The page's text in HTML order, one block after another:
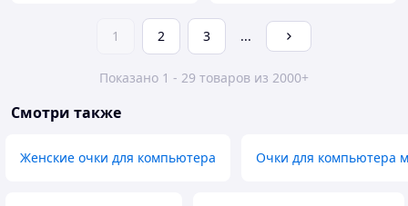
1 2 3 ...
Показано 1 - 29 товаров из 2000+
Смотри также
Женские очки для компьютера Очки для компьютера